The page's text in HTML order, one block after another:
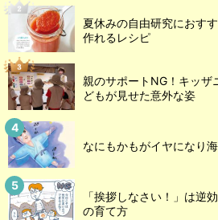
夏休みの自由研究におす
作れるレシピ
親のサポートNG！キッザ
どもが見せた意外な姿
なにもかもがイヤになり
「挨拶しなさい！」は逆
の育て方